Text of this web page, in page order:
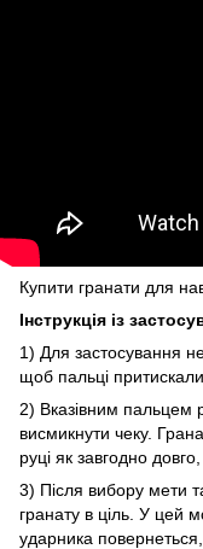
Купити гранати для
Інструкція із
1) Для застосування
щоб пальці
2) Вказівним пальцем
висмикнути чеку.
руці як завгодно
3) Після вибору мети
гранату в ціль. У цей
ударника повернеться,